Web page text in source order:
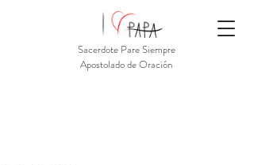
Sacerdote Pare Siempre
Apostolado de Oración